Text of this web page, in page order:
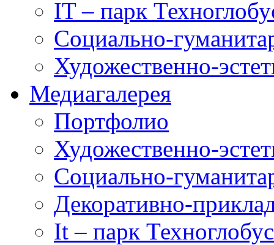
IT – парк
Социально-
Художественно-
Медиагалерея
Портфолио
Художественно-
Социально-
Декоративно-
It – парк Техноглобус